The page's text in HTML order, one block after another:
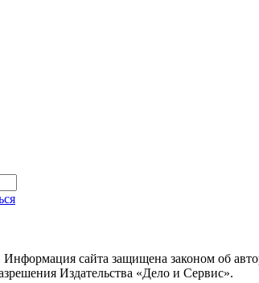
сайта защищена законом об
Издательства «Дело и Сервис».